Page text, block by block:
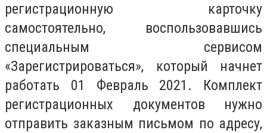
регистрационную карточку
самостоятельно, воспользовавшись
специальным сервисом
«Зарегистрироваться», который начнет
работать 01 Февраль 2021. Комплект
регистрационных документов нужно
отправить заказным письмом по адресу,